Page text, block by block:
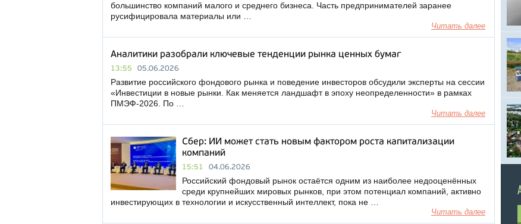
большинство компаний малого и среднего бизнеса. Часть предпринимателей заранее
русифицировала материалы или …
Читать далее
Аналитики разобрали ключевые тенденции рынка ценных бумаг
13:55 05.06.2026
Развитие российского фондового рынка и поведение инвесторов обсудили эксперты на сессии
«Инвестиции в новые рынки. Как меняется ландшафт в эпоху неопределенности» в рамках
ПМЭФ-2026. По …
Читать далее
Сбер: ИИ может стать новым фактором роста капитализации
компаний
15:51 04.06.2026
Российский фондовый рынок остаётся одним из наиболее недооценённых
среди крупнейших мировых рынков, при этом потенциал компаний, активно
инвестирующих в технологии и искусственный интеллект, пока не …
Читать далее